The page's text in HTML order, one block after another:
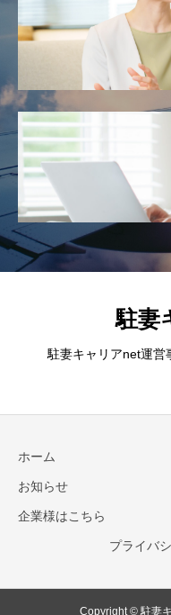
駐妻
駐妻キャリアnet運営
ホーム
お知らせ
企業様はこちら
プライバ
Copyright © 駐妻